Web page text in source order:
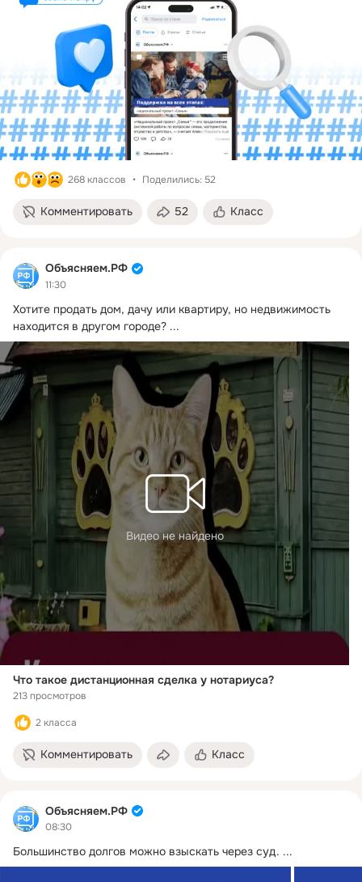
268 классов Поделились: 52
Комментировать 52 Класс
Объясняем.РФ
11:30
Хотите продать дом, дачу или квартиру, но недвижимость
находится в другом городе? ...
Видео не найдено
Что такое дистанционная сделка у нотариуса?
213 просмотров
2 класса
Комментировать Класс
Объясняем.РФ
08:30
Большинство долгов можно взыскать через суд. ...